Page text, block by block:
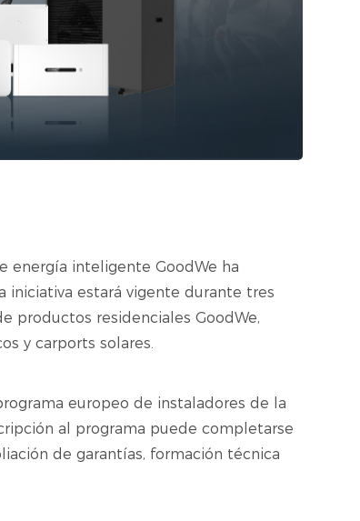
energía inteligente GoodWe ha
iniciativa estará vigente durante tres
productos residenciales GoodWe,
y carports solares.
europeo de instaladores de la
al programa puede completarse
de garantías, formación técnica